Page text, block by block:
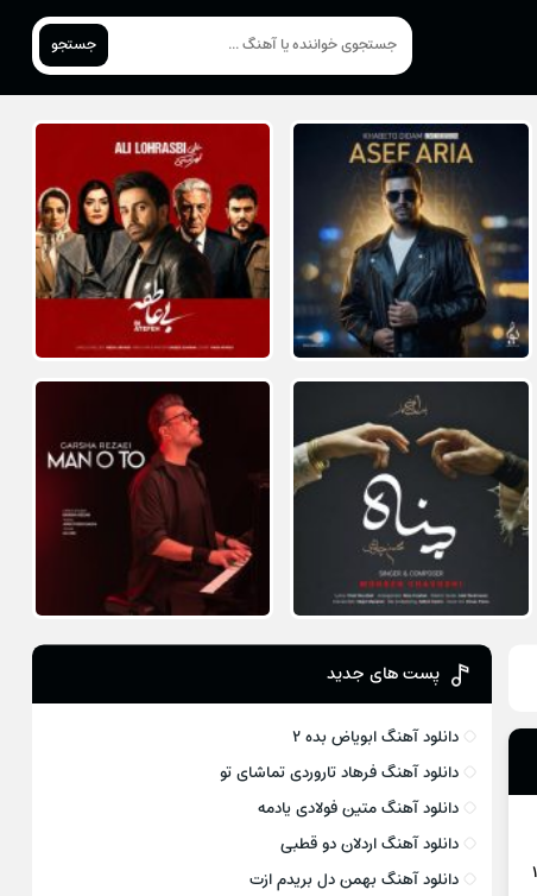
جستجو
پست های جدید
دانلود آهنگ ابویاض بده ۲
دانلود آهنگ فرهاد تاروردی تماشای تو
دانلود آهنگ متین فولادی یادمه
دانلود آهنگ اردلان دو قطبی
دانلود آهنگ بهمن دل بریدم ازت